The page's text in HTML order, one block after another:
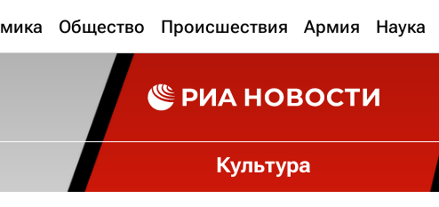
Общество Происшествия Армия Наука
Культура